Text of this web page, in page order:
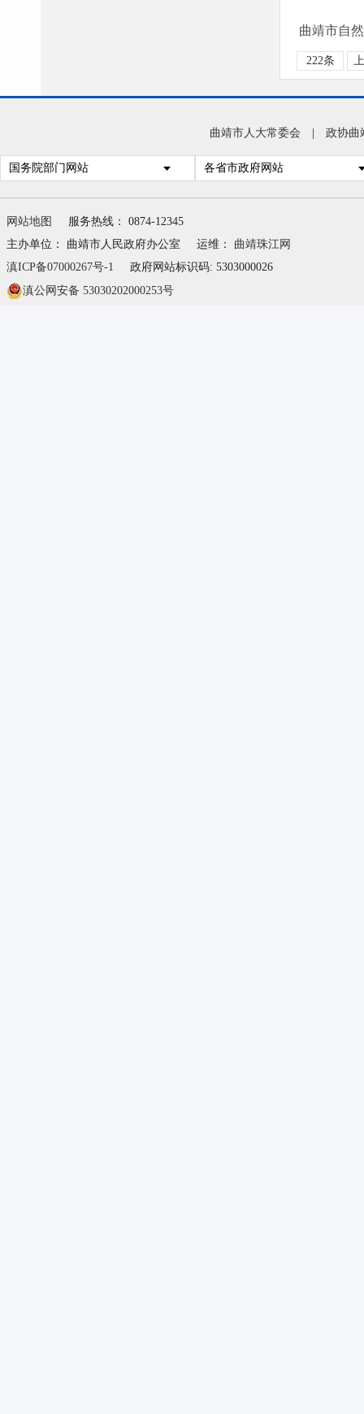
曲靖市自
222条
曲靖市人大常委会 政协曲
国务院部门网站 各省市政府网站
网站地图
服务热线： 0874-12345
主办单位： 曲靖市人民政府办公室
运维： 曲靖珠江网
滇ICP备07000267号-1
政府网站标识码: 5303000026
滇公网安备 53030202000253号